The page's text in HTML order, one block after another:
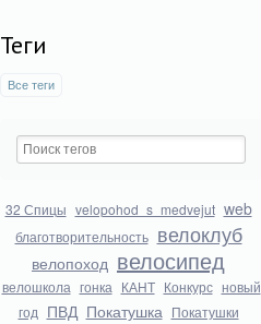
Теги
Все теги
32 Спицы velopohod_s_medvejut web
благотворительность велоклуб
велопоход велосипед
велошкола гонка КАНТ Конкурс новый
год ПВД Покатушка Покатушки